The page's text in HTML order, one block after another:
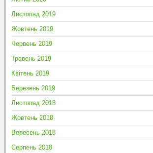
Листопад 2019
Жовтень 2019
Червень 2019
Травень 2019
Квітень 2019
Березень 2019
Листопад 2018
Жовтень 2018
Вересень 2018
Серпень 2018